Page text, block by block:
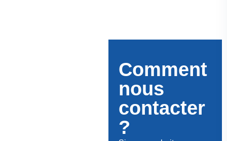
Comment
nous
contacter
?